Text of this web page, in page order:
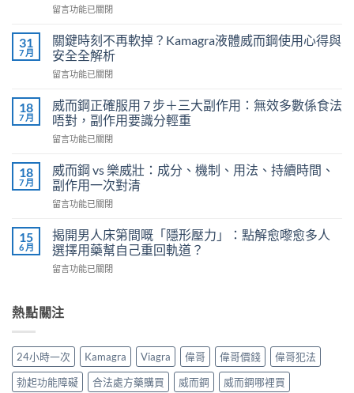
在
利
勁
（Priligy）
正
用
法
全
解
泌
尿
醫
教
你
安
效
改
早
洩〉
中
留言功能已關閉
31
7 月
關鍵時刻不再軟掉？Kamagra液體威而鋼使用心得與
安全全解析
在
鍵
時
刻
不
軟
掉？
Kamagra
液
威
而
使
得
全
全
解
留言功能已關閉
18
7 月
威而鋼正確服用 7 步＋三大副作用：無效多數係食法
唔對，副作用要識分輕重
在
而
鋼
正
確
用
7
步
＋
副
效
多
留言功能已關閉
18
7 月
威而鋼 vs 樂威壯：成分、機制、用法、持續時間、
副作用一次對清
在
而
鋼
vs
樂
成
制、
用
法、
留言功能已關閉
15
6 月
揭開男人床第間嘅「隱形壓力」：點解愈嚟愈多人
選擇用藥幫自己重回軌道？
在
男
人
第
嘅
「隱
留言功能已關閉
熱點關注
24小時一次 Kamagra Viagra 偉哥 偉哥價錢
偉哥犯法
勃起功能障礙
合法處方藥購買 威而鋼
威而鋼哪裡買